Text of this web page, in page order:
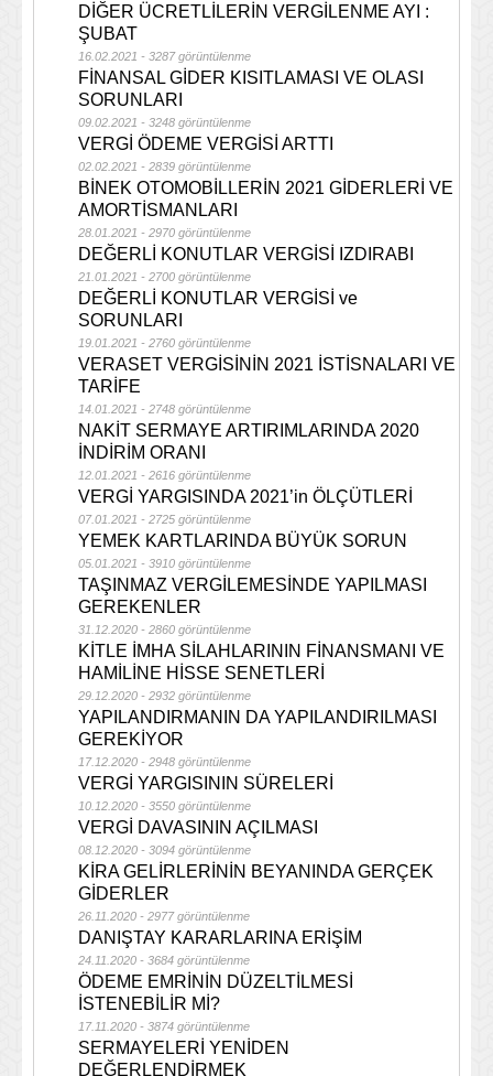
DİĞER ÜCRETLİLERİN VERGİLENME AYI :
ŞUBAT
16.02.2021 - 3287 görüntülenme
FİNANSAL GİDER KISITLAMASI VE OLASI
SORUNLARI
09.02.2021 - 3248 görüntülenme
VERGİ ÖDEME VERGİSİ ARTTI
02.02.2021 - 2839 görüntülenme
BİNEK OTOMOBİLLERİN 2021 GİDERLERİ VE
AMORTİSMANLARI
28.01.2021 - 2970 görüntülenme
DEĞERLİ KONUTLAR VERGİSİ IZDIRABI
21.01.2021 - 2700 görüntülenme
DEĞERLİ KONUTLAR VERGİSİ ve
SORUNLARI
19.01.2021 - 2760 görüntülenme
VERASET VERGİSİNİN 2021 İSTİSNALARI VE
TARİFE
14.01.2021 - 2748 görüntülenme
NAKİT SERMAYE ARTIRIMLARINDA 2020
İNDİRİM ORANI
12.01.2021 - 2616 görüntülenme
VERGİ YARGISINDA 2021’in ÖLÇÜTLERİ
07.01.2021 - 2725 görüntülenme
YEMEK KARTLARINDA BÜYÜK SORUN
05.01.2021 - 3910 görüntülenme
TAŞINMAZ VERGİLEMESİNDE YAPILMASI
GEREKENLER
31.12.2020 - 2860 görüntülenme
KİTLE İMHA SİLAHLARININ FİNANSMANI VE
HAMİLİNE HİSSE SENETLERİ
29.12.2020 - 2932 görüntülenme
YAPILANDIRMANIN DA YAPILANDIRILMASI
GEREKİYOR
17.12.2020 - 2948 görüntülenme
VERGİ YARGISININ SÜRELERİ
10.12.2020 - 3550 görüntülenme
VERGİ DAVASININ AÇILMASI
08.12.2020 - 3094 görüntülenme
KİRA GELİRLERİNİN BEYANINDA GERÇEK
GİDERLER
26.11.2020 - 2977 görüntülenme
DANIŞTAY KARARLARINA ERİŞİM
24.11.2020 - 3684 görüntülenme
ÖDEME EMRİNİN DÜZELTİLMESİ
İSTENEBİLİR Mİ?
17.11.2020 - 3874 görüntülenme
SERMAYELERİ YENİDEN
DEĞERLENDİRMEK